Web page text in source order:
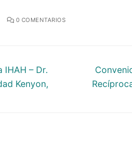
0 COMENTARIOS
IHAH – Dr.
Kenyon,
Entrada
siguiente: